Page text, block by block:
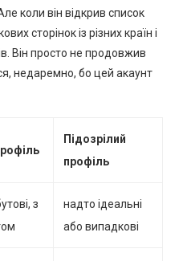
коли він відкрив список
сторінок із різних країн і
Він просто не продовжив
недаремно, бо цей акаунт
Підозрілий
профіль
з
надто ідеальні
або випадкові